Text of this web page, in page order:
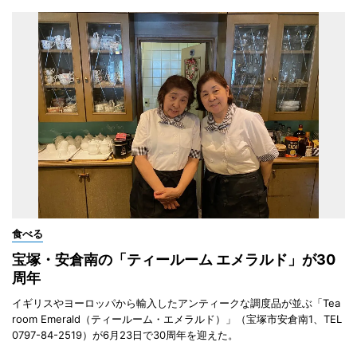
食べる
宝塚・安倉南の「ティールーム エメラルド」が30
周年
イギリスやヨーロッパから輸入したアンティークな調度品が並ぶ「Tea
room Emerald（ティールーム・エメラルド）」（宝塚市安倉南1、TEL
0797-84-2519）が6月23日で30周年を迎えた。